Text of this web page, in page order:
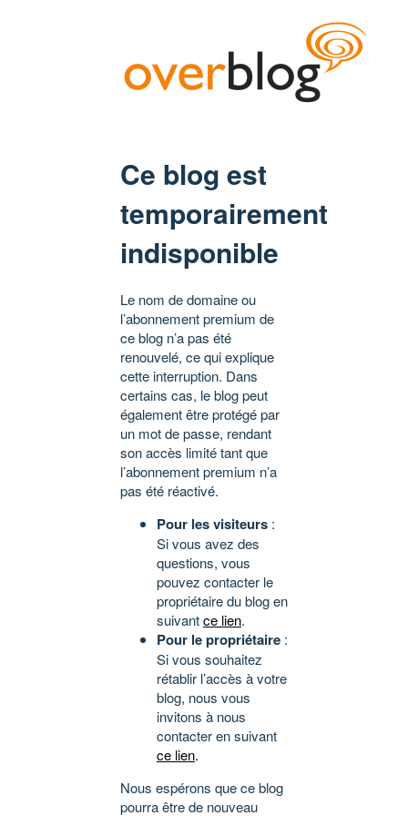
Ce blog est
temporairement
indisponible
Le nom de domaine ou
l’abonnement premium de
ce blog n’a pas été
renouvelé, ce qui explique
cette interruption. Dans
certains cas, le blog peut
également être protégé par
un mot de passe, rendant
son accès limité tant que
l’abonnement premium n’a
pas été réactivé.
Pour les visiteurs :
Si vous avez des
questions, vous
pouvez contacter le
propriétaire du blog en
suivantce lien.
Pour le propriétaire :
Si vous souhaitez
rétablir l’accès à votre
blog, nous vous
invitons à nous
contacter en suivant
ce lien.
Nous espérons que ce blog
pourra être de nouveau